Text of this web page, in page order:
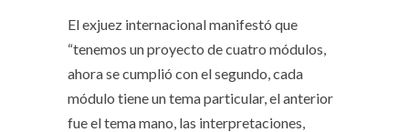
El exjuez internacional manifestó que
“tenemos un proyecto de cuatro módulos,
ahora se cumplió con el segundo, cada
módulo tiene un tema particular, el anterior
fue el tema mano, las interpretaciones,